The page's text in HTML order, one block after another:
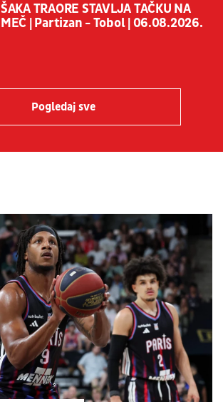
ŠAKA TRAORE STAVLJA TAČKU NA
MEČ | Partizan - Tobol | 06.08.2026.
Pogledaj sve